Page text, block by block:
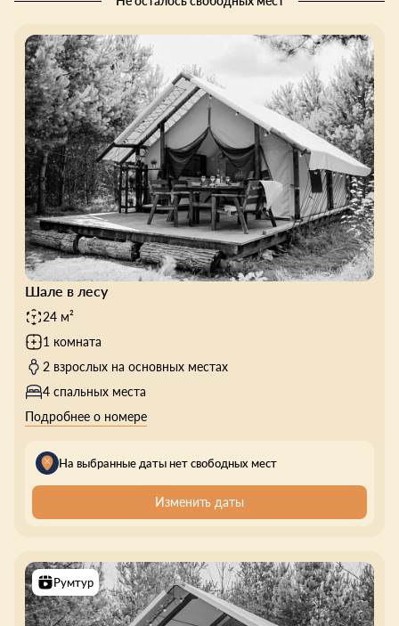
Шале в лесу
24 м²
1 комната
2 взрослых на основных местах
4 спальных места
Подробнее о номере
На выбранные даты нет свободных мест
Изменить даты
Румтур